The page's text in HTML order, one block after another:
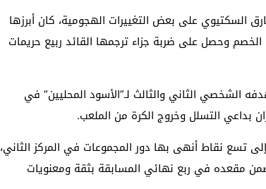
السكتيوي على بعض التغييرات الهجومية، كان أبرزها
وحصل على ضربة جزاء ترجمها القائد ربيع حريمات
الشخصي الثاني والثالث لـ”الأسود المحليين” في
بداعي التسلل وخروج الكرة من الملعب.
تسع نقاط أنهى بها دور المجموعات في المركز الثاني،
مقعده في ربع نهائي المسابقة بثقة ومعنويات